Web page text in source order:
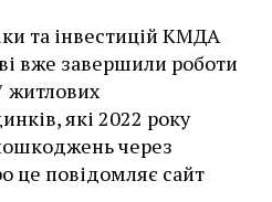
та інвестицій КМДА
вже завершили роботи
житлових
які 2022 року
через
це повідомляє сайт